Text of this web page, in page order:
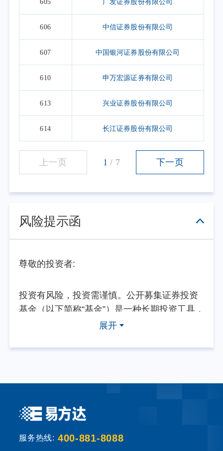
606 中信证券股份有限公司
607 中国银河证券股份有限公司
610 申万宏源证券有限公司
613 兴业证券股份有限公司
614 长江证券股份有限公司
上一页 1 / 7 下一页
风险提示函
尊敬的投资者:
投资有风险，投资需谨慎。公开募集证券投资
基金（以下简称“基金”）是一种长期投资工具，
其主要功能是分散投资，降低投资单一证券所
提供固定收益预期的金融工具，当您购买基金
基金销售机构根据法规要求对投资者类别、风
险承受能力和基金的风险等级进行划分，并提
展开
服务热线: 400-881-8088